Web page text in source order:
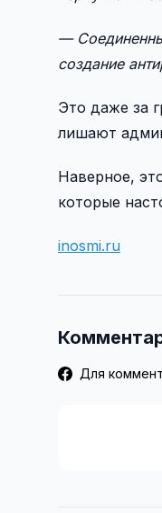
—
создание
Это даже за
лишают
Наверное,
которые
inosmi.ru
Для